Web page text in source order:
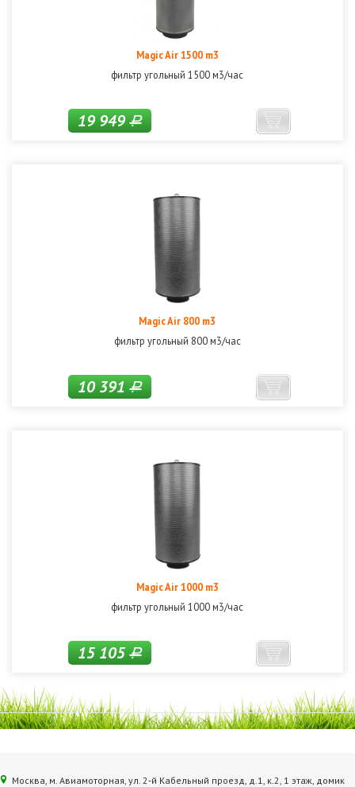
Magic Air 1500 m3
фильтр угольный 1500 м3/час
19 949Р
Magic Air 800 m3
фильтр угольный 800 м3/час
10 391Р
Magic Air 1000 m3
фильтр угольный 1000 м3/час
15 105Р
Москва, м. Авиамоторная, ул. 2‑й Кабельный проезд, д.1, к.2, 1 этаж, домик